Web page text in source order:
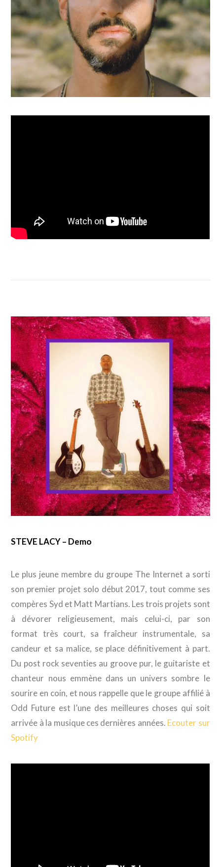
STEVE LACY – Demo
Le plus jeune membre du groupe The Internet a sorti
son premier projet solo début 2017, tout comme ses
compères Syd et Matt Martians. Les trois projets sont
à dévorer religieusement, mais celui-ci, par son
format très court, sa fraîcheur instrumentale, sa
candeur et sa malice, se place définitivement à part.
Du post rock seventies au groove pur, le guitariste et
chanteur nous emmène dans un univers sombre le
sourire en coin, et nous rappelle que le groupe affilié à
Odd Future est l’une des meilleures choses qui soit
arrivée à la musique ces dernières années. Ecouter sur
Spotify